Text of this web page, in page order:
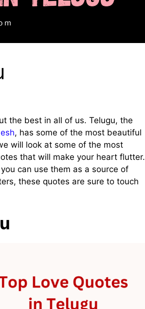
the best in all of us. Telugu, the
, has some of the most beautiful
will look at some of the most
that will make your heart flutter.
can use them as a source of
these quotes are sure to touch